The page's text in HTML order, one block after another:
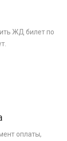
ЖД билет по
оплаты,